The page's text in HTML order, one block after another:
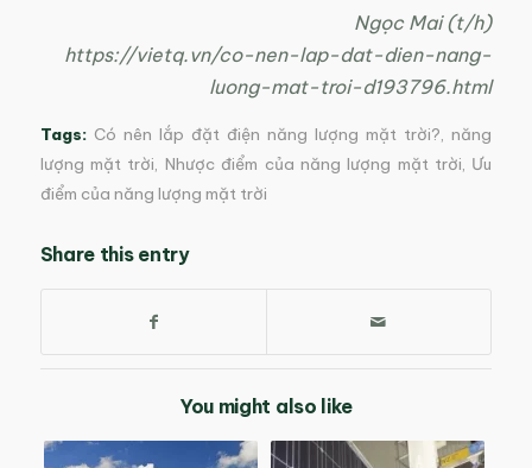
Ngọc Mai (t/h)
https://vietq.vn/co-nen-lap-dat-dien-nang-
luong-mat-troi-d193796.html
Tags: Có nên lắp đặt điện năng lượng mặt trời?,năng
lượng mặt trời, Nhược điểm của năng lượng mặt trời, Ưu
điểm của năng lượng mặt trời
Share this entry
You might also like